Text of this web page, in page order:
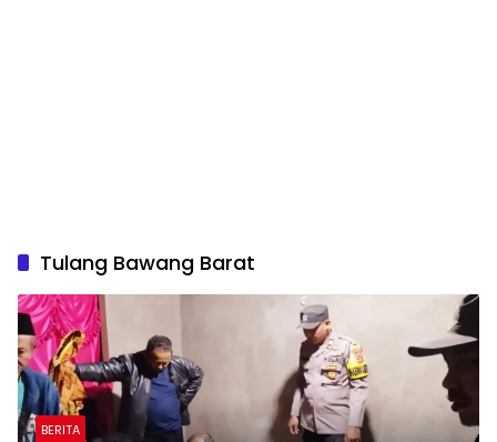
Tulang Bawang Barat
BERITA